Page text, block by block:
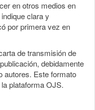
en otros medios en
clara y
por primera vez en
de transmisión de
debidamente
autores. Este formato
plataforma OJS.